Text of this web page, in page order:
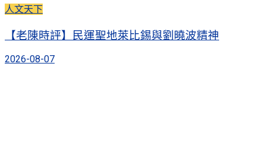
人文天下
【老陳時評】民運聖地萊比錫與劉曉波精神
2026-08-07